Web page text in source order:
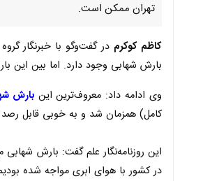
تهران ممکن است.
کاظم کوکرم در گفت‌وگو با خبرنگار
بارش شهابی وجود دارد. اما بین این
وی ادامه داد: معروف‌ترین این بارش
کامل) همزمان شد و به خوبی قابل رصد
این روزنامه‌نگار علم گفت: بارش
در کشور با هوای ابری مواجه شده